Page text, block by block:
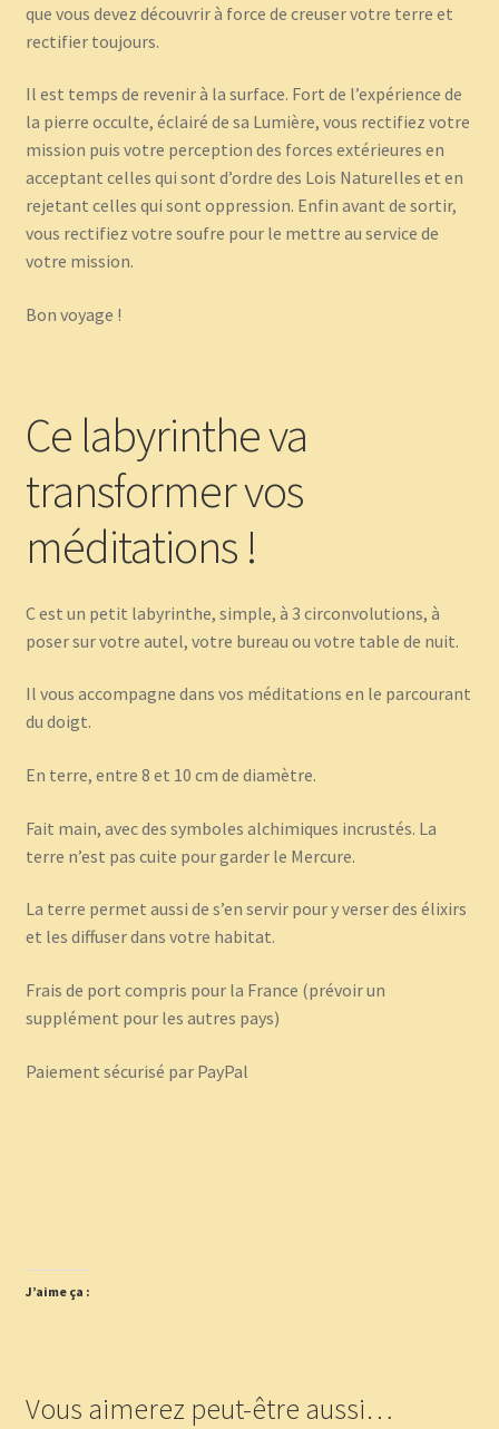
que vous devez découvrir à force de creuser votre terre et
rectifier toujours.
Il est temps de revenir à la surface. Fort de l’expérience de
la pierre occulte, éclairé de sa Lumière, vous rectifiez votre
mission puis votre perception des forces extérieures en
acceptant celles qui sont d’ordre des Lois Naturelles et en
rejetant celles qui sont oppression. Enfin avant de sortir,
vous rectifiez votre soufre pour le mettre au service de
votre mission.
Bon voyage !
Ce labyrinthe va
transformer vos
méditations !
C est un petit labyrinthe, simple, à 3 circonvolutions, à
poser sur votre autel, votre bureau ou votre table de nuit.
Il vous accompagne dans vos méditations en le parcourant
du doigt.
En terre, entre 8 et 10 cm de diamètre.
Fait main, avec des symboles alchimiques incrustés. La
terre n’est pas cuite pour garder le Mercure.
La terre permet aussi de s’en servir pour y verser des élixirs
et les diffuser dans votre habitat.
Frais de port compris pour la France (prévoir un
supplément pour les autres pays)
Paiement sécurisé par PayPal
J’aime ça :
Vous aimerez peut-être aussi…